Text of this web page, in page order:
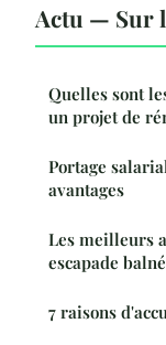
Actu — Sur
Quelles sont
un projet de
Portage
avantages
Les meilleurs
escapade
7 raisons